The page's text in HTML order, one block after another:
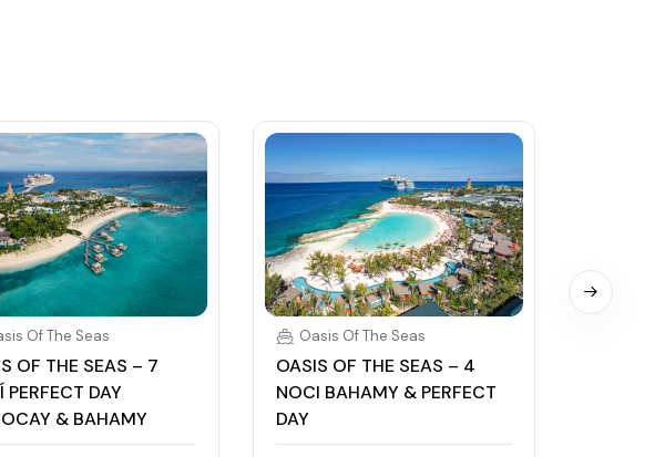
Of The Seas
OF THE SEAS – 7
PERFECT DAY
& BAHAMY
Oasis Of The Seas
OASIS OF THE SEAS – 4
NOCI BAHAMY & PERFECT
DAY